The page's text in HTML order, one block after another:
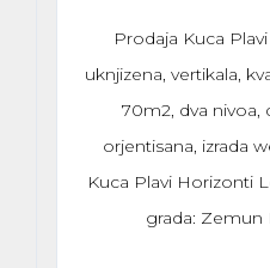
Prodaja Kuca
uknjizena, vertikala,
70m2, dva nivoa,
orjentisana, izrada
Kuca Plavi Horizonti
grada: Zemun